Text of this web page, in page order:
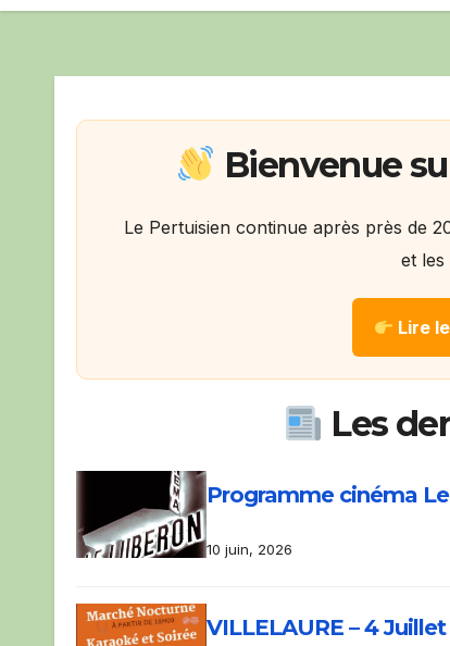
Bienvenue
Le Pertuisien continue après près de
et les
Lire
Les
Programme cinéma
10 juin, 2026
VILLELAURE – 4